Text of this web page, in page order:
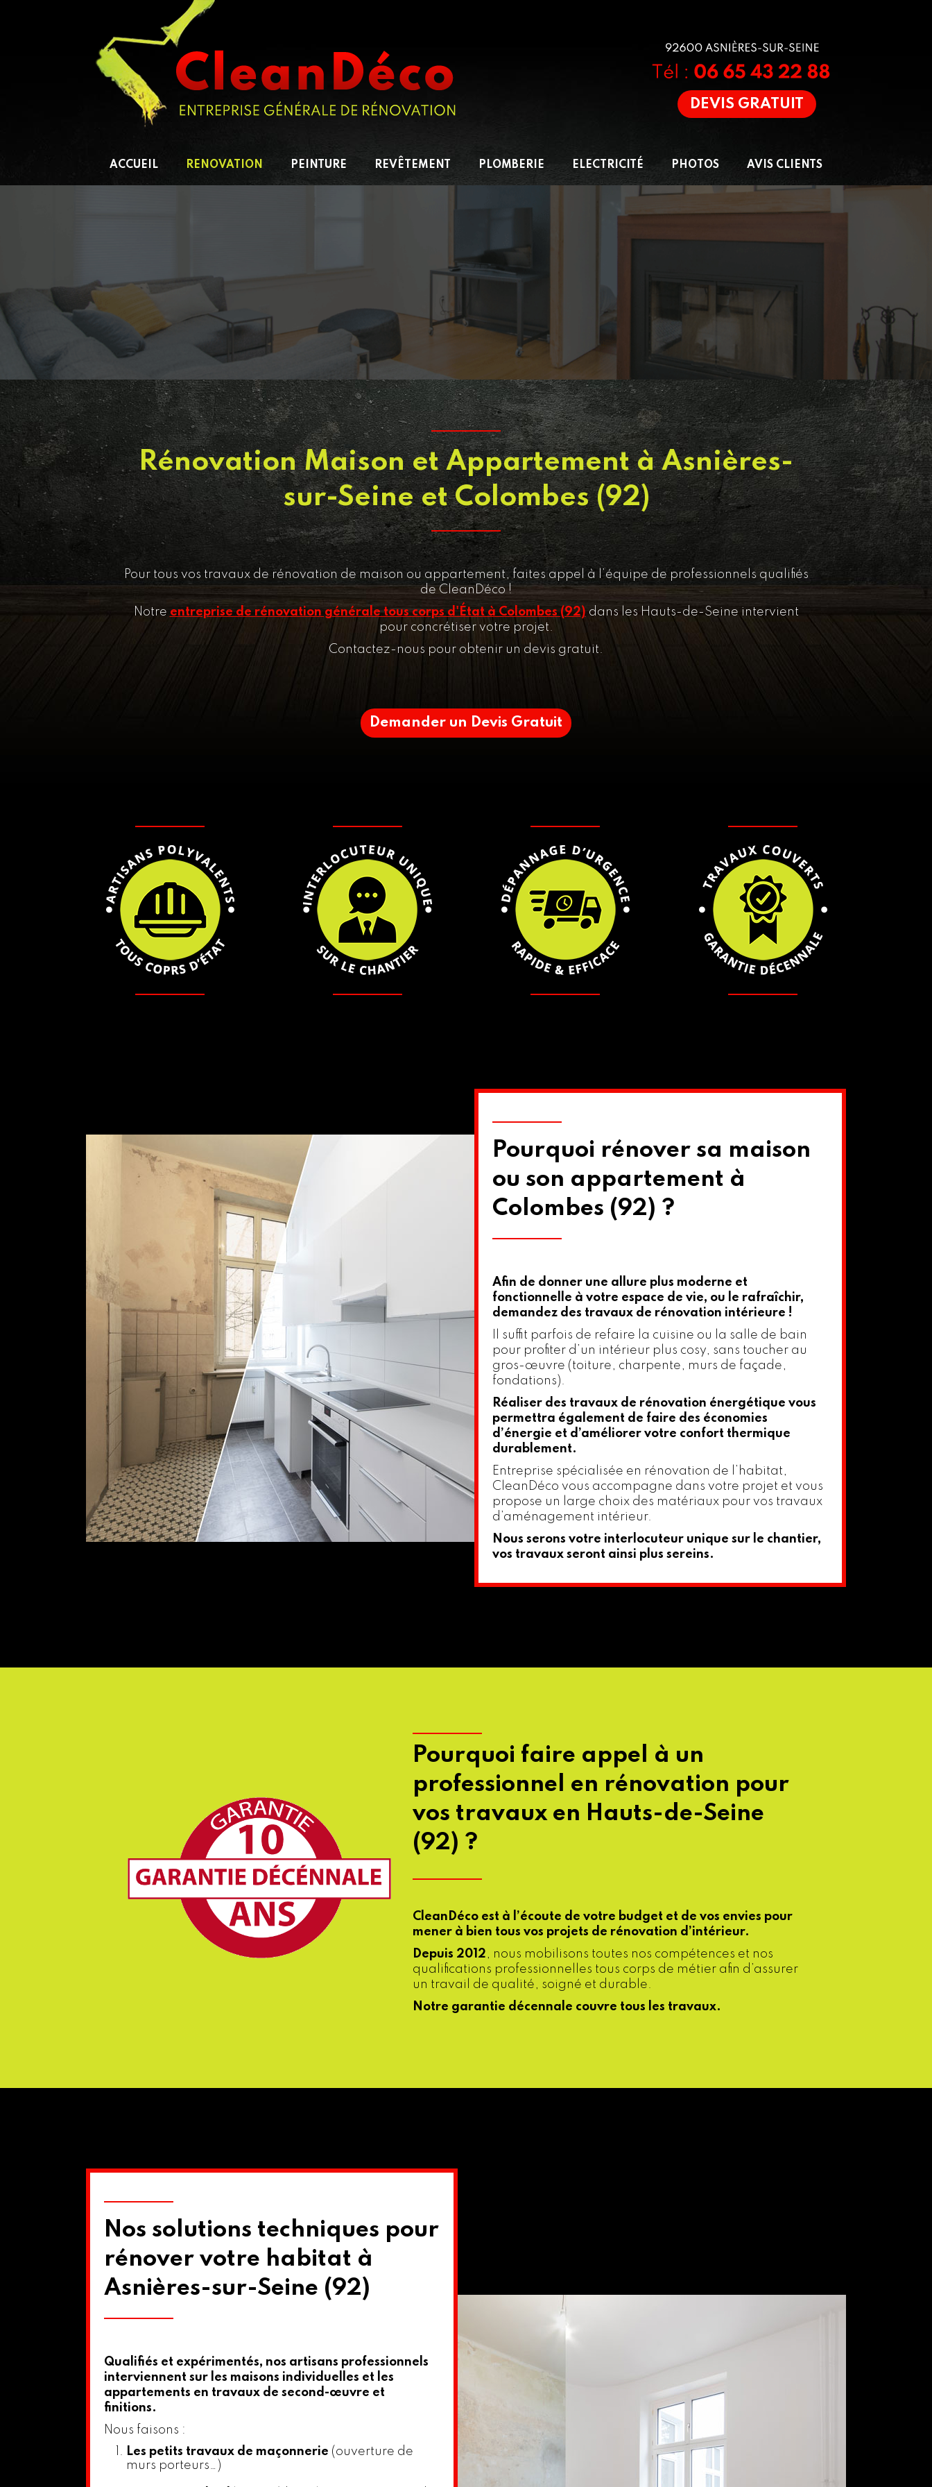
DEVIS GRATUIT
ACCUEIL RENOVATION PEINTURE REVÊTEMENT PLOMBERIE ELECTRICITÉ PHOTOS AVIS CLIENTS
Rénovation Maison et Appartement à Asnières-
sur-Seine et Colombes (92)
Pour tous vos travaux de rénovation de maison ou appartement, faites appel à l’équipe de professionnels qualifiés
de CleanDéco !
Notre entreprise de rénovation générale tous corps d'État à Colombes (92) dans les Hauts-de-Seine intervient
pour concrétiser votre projet.
Contactez-nous pour obtenir un devis gratuit.
Demander un Devis Gratuit
Pourquoi rénover sa maison
ou son appartement à
Colombes (92) ?
Afin de donner une allure plus moderne et
fonctionnelle à votre espace de vie, ou le rafraîchir,
demandez des travaux de rénovation intérieure !
Il suffit parfois de refaire la cuisine ou la salle de bain
pour profiter d’un intérieur plus cosy, sans toucher au
gros-œuvre (toiture, charpente, murs de façade,
fondations).
Réaliser des travaux de rénovation énergétique vous
permettra également de faire des économies
d’énergie et d’améliorer votre confort thermique
durablement.
Entreprise spécialisée en rénovation de l’habitat,
CleanDéco vous accompagne dans votre projet et vous
propose un large choix des matériaux pour vos travaux
d’aménagement intérieur.
Nous serons votre interlocuteur unique sur le chantier,
vos travaux seront ainsi plus sereins.
Pourquoi faire appel à un
professionnel en rénovation pour
vos travaux en Hauts-de-Seine
(92) ?
CleanDéco est à l’écoute de votre budget et de vos envies pour
mener à bien tous vos projets de rénovation d’intérieur.
Depuis 2012, nous mobilisons toutes nos compétences et nos
qualifications professionnelles tous corps de métier afin d’assurer
un travail de qualité, soigné et durable.
Notre garantie décennale couvre tous les travaux.
Nos solutions techniques pour
rénover votre habitat à
Asnières-sur-Seine (92)
Qualifiés et expérimentés, nos artisans professionnels
interviennent sur les maisons individuelles et les
appartements en travaux de second-œuvre et
finitions.
Nous faisons :
Les petits travaux de maçonnerie (ouverture de
murs porteurs…)